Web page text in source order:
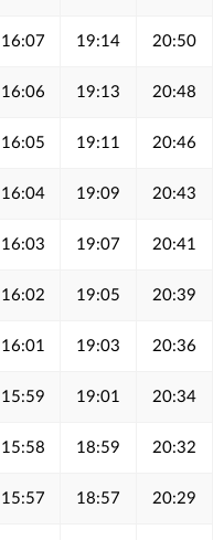
16:07 19:14 20:50
16:06 19:13 20:48
16:05 19:11 20:46
16:04 19:09 20:43
16:03 19:07 20:41
16:02 19:05 20:39
16:01 19:03 20:36
15:59 19:01 20:34
15:58 18:59 20:32
15:57 18:57 20:29